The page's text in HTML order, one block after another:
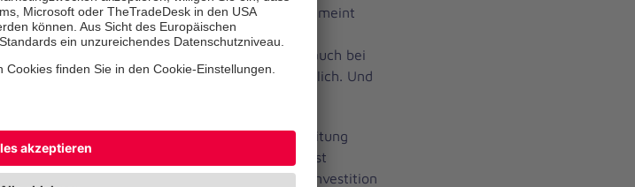
Krippengruppe eine Drittkraft in Vollzeit haben,“ meint
Wegner. „Den Erfolg sehen wir gerade bei der
Eingewöhnung und Entwicklung der Kinder wie auch bei
der Zufriedenheit unserer Mitarbeitenden tagtäglich. Und
Die Qualität der individuellen Entwicklungsbegleitung
jedes Kindes stetig zu steigern und auszubauen ist
elementar. Und dies ist nur mit entsprechender Investition